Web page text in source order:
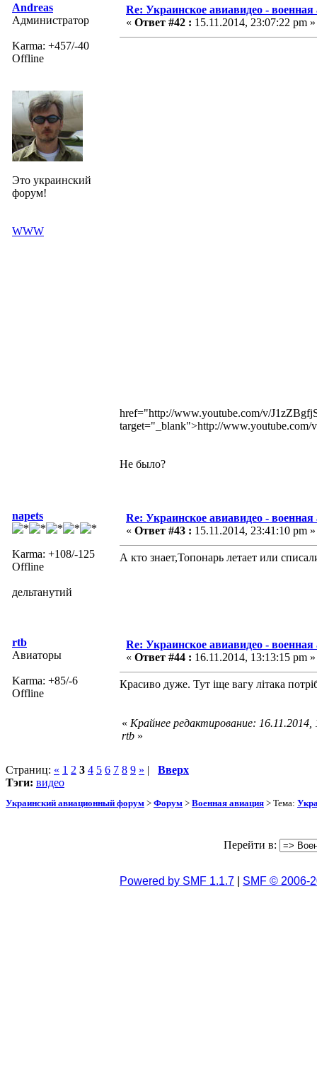
Andreas
Администратор
Karma: +457/-40
Offline
Это украинский
форум!
WWW
Re: Украинское авиавидео -
« Ответ #42 : 15.11.2014, 23:07:22 pm »
href="http://www.youtube.com/v/
target="_blank">http://
Не было?
napets
Karma: +108/-125
Offline
дельтанутий
Re: Украинское авиавидео -
« Ответ #43 : 15.11.2014, 23:41:10 pm »
А кто знает,Топонарь летает или
rtb
Авиаторы
Karma: +85/-6
Offline
Re: Украинское авиавидео -
« Ответ #44 : 16.11.2014, 13:13:15 pm »
Красиво дуже. Тут іще вагу літака
« Крайнее редактирование:
rtb »
Страниц: « 1 2 3 4 5 6 7 8 9 » | Вверх
Тэги: видео
Украинский авиационный форум > Форум > Военная авиация > Тема:
Перейти в:
Powered by SMF 1.1.7 SMF © 2006-